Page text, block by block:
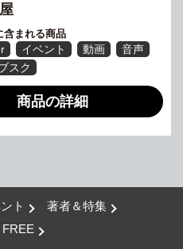
含まれる商品
イベント 動画
音声
スク
商品の詳細
ト
著者＆特集
FREE